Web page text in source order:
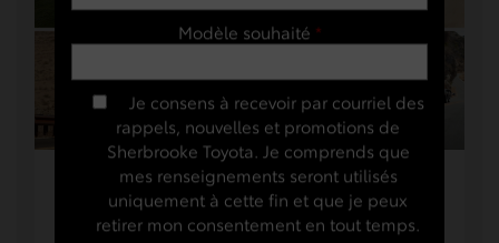
Sommaire Top 10 des camions avec la meilleure
capacité de remorquage Camions hybrides avec
bonne capacité de remorquage Camions...
Modèle souhaité *
Je consens à recevoir par courriel des
rappels, nouvelles et promotions de
Sherbrooke Toyota. Je comprends que
mes renseignements seront utilisés
uniquement à cette fin et que je peux
retirer mon consentement en tout temps.